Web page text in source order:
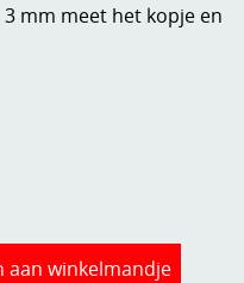
steen
mm meet het kopje en